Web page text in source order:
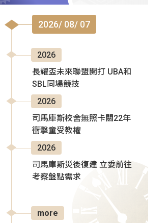
2026/ 08/ 07
2026
長耀盃未來聯盟開打 UBA和
SBL同場競技
2026
司馬庫斯校舍無照卡關22年
衝擊童受教權
2026
司馬庫斯災後復建 立委前往
考察盤點需求
more